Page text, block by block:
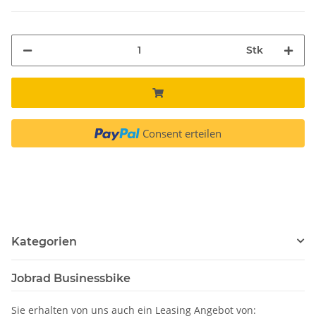
Stk
Consent erteilen
Kategorien
Jobrad Businessbike
Sie erhalten von uns auch ein Leasing Angebot von: